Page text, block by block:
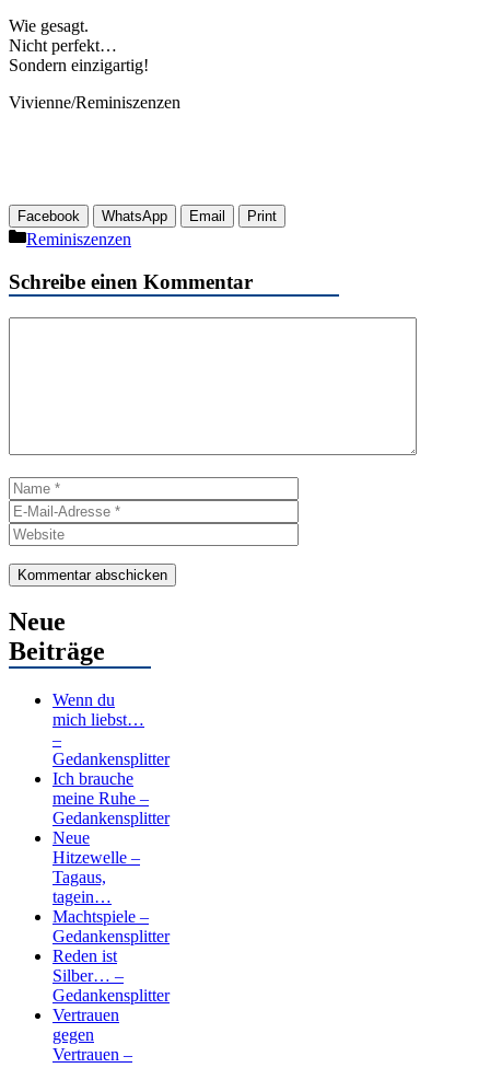
Wie gesagt.
Nicht perfekt…
Sondern einzigartig!
Vivienne/Reminiszenzen
Facebook WhatsApp Email Print
Kategorien
Reminiszenzen
Schreibe einen Kommentar
Name
Mail-
Adresse
Neue
Beiträge
Wenn du
mich liebst…
–
Gedankensplitter
Ich brauche
meine Ruhe –
Gedankensplitter
Neue
Hitzewelle –
Tagaus,
tagein…
Machtspiele –
Gedankensplitter
Reden ist
Silber… –
Gedankensplitter
Vertrauen
gegen
Vertrauen –